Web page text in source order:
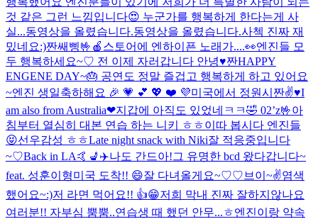
것 같은 그런 느낌입니다😍 누군가를 행복하게 한다는게 사
실...동영상을 올렸습니다.동영상을 올렸습니다.사첵 진짜 재
밌네요:)짠쌔삥🤟 🍎스토어에 엔하이픈 노래가....👀엔진들 모
두 행복하세요~♡ 전 이제 자러갑니다 안녕♥️짠HAPPY
ENGENE DAY~🎂 공연도 정말 즐겁고 행복하게 하고 있어요
~엔진 생일축하해요 🎉 💗 💕 💖 ❤️ 💜미국에서 정원시 짠✌️♥️I
am also from Australia❤︎지갑에 아직도 있었네ㅋㅋ🤣 02’z🤟아
침부터 열심히 대본 연습 하는 니키 ㅎㅎ이따 봅시다 엔진들
😝선우감성 ㅎㅎLate night snack with Niki잘 적응중입니다
~♡Back in LA🤙 💺✈️나도 간드아!그 유명한 bcd 왔다갑니다~
feat. 성훈이형미국 도착!! 😄잘 다녀올게요~♡♡ 브이~✌️염색
했어요~:)저 라면 먹어요!! 👍😁저희 막내 진짜 잘하지않나요
여러분!! 자부심 뿜뿜..연습생 때 했던 안무...ㅎ엔진이랑 약속